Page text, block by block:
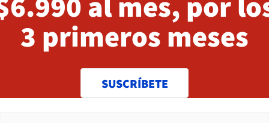
3 primeros meses
SUSCRÍBETE